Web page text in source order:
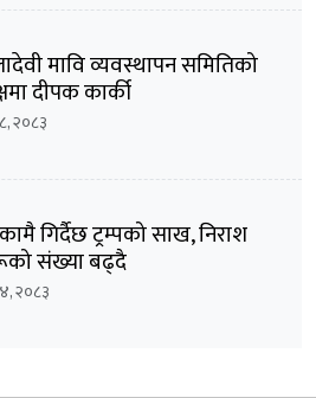
मावि व्यवस्थापन समितिको
दीपक कार्की
२०८३
गिर्दैछ ट्रम्पको साख, निराश
संख्या बढ्दै
२०८३